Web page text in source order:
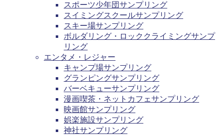
スポーツ少年団サンプリング
スイミングスクールサンプリング
スキー場サンプリング
ボルダリング・ロッククライミングサンプ
リング
エンタメ・レジャー
キャンプ場サンプリング
グランピングサンプリング
バーベキューサンプリング
漫画喫茶・ネットカフェサンプリング
映画館サンプリング
娯楽施設サンプリング
神社サンプリング